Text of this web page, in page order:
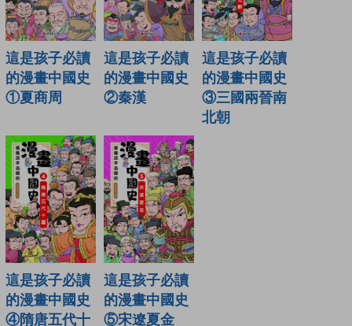
這是孩子必讀
的漫畫中國史
①夏商周
這是孩子必讀
的漫畫中國史
②秦漢
這是孩子必讀
的漫畫中國史
③三國兩晉南
北朝
這是孩子必讀
的漫畫中國史
④隋唐五代十
這是孩子必讀
的漫畫中國史
⑤宋遼夏金